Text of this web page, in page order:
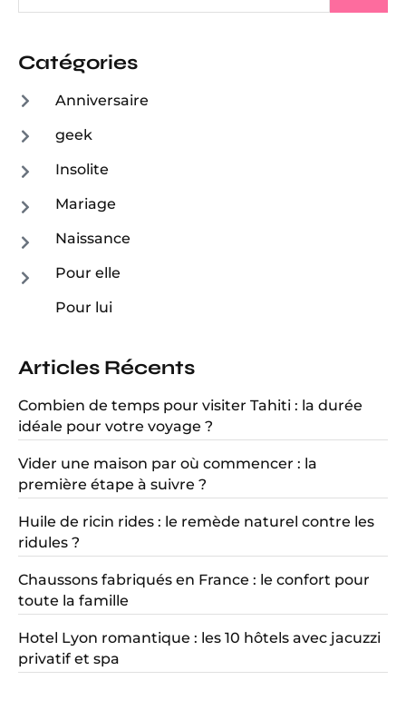
Catégories
Anniversaire
geek
Insolite
Mariage
Naissance
Pour elle
Pour lui
Articles Récents
Combien de temps pour visiter Tahiti : la durée
idéale pour votre voyage ?
Vider une maison par où commencer : la
première étape à suivre ?
Huile de ricin rides : le remède naturel contre les
ridules ?
Chaussons fabriqués en France : le confort pour
toute la famille
Hotel Lyon romantique : les 10 hôtels avec jacuzzi
privatif et spa